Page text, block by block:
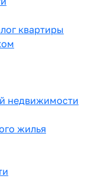
квартиры
недвижимости
жилья